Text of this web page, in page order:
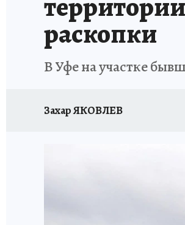
раскопки
В Уфе на участке
Захар ЯКОВЛЕВ